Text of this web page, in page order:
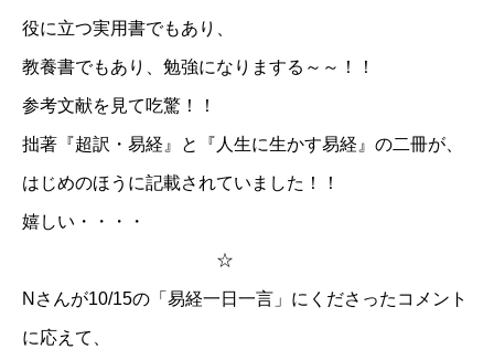
役に立つ実用書でもあり、
教養書でもあり、勉強になりまする～～！！
参考文献を見て吃驚！！
拙著『超訳・易経』と『人生に生かす易経』の二冊が、
はじめのほうに記載されていました！！
嬉しい・・・・
☆
Nさんが10/15の「易経一日一言」にくださったコメント
に応えて、